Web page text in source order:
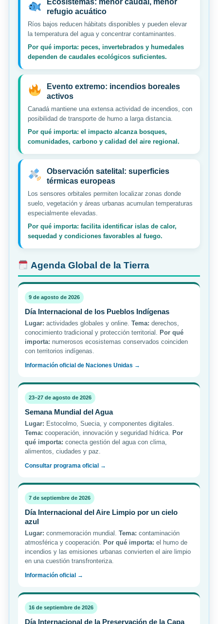
refugio acuático
Ríos bajos reducen hábitats disponibles y pueden elevar
la temperatura del agua y concentrar contaminantes.
Por qué importa: peces, invertebrados y humedales
dependen de caudales ecológicos suficientes.
Evento extremo: incendios boreales
activos
Canadá mantiene una extensa actividad de incendios, con
posibilidad de transporte de humo a larga distancia.
Por qué importa: el impacto alcanza bosques,
comunidades, carbono y calidad del aire regional.
Observación satelital: superficies
térmicas europeas
Los sensores orbitales permiten localizar zonas donde
suelo, vegetación y áreas urbanas acumulan temperaturas
especialmente elevadas.
Por qué importa: facilita identificar islas de calor,
sequedad y condiciones favorables al fuego.
Agenda Global de la Tierra
9 de agosto de 2026
Día Internacional de los Pueblos Indígenas
Lugar: actividades globales y online. Tema: derechos,
conocimiento tradicional y protección territorial.
Por qué
importa: numerosos ecosistemas conservados coinciden
con territorios indígenas.
Información oficial de Naciones Unidas →
23–27 de agosto de 2026
Semana Mundial del Agua
Lugar: Estocolmo, Suecia, y componentes digitales.
Tema: cooperación, innovación y seguridad hídrica.
Por
qué importa: conecta gestión del agua con clima,
alimentos, ciudades y paz.
Consultar programa oficial →
7 de septiembre de 2026
Día Internacional del Aire Limpio por un cielo
azul
Lugar: conmemoración mundial. Tema: contaminación
atmosférica y cooperación.
Por qué importa: el humo de
incendios y las emisiones urbanas convierten el aire limpio
en una cuestión transfronteriza.
Información oficial →
16 de septiembre de 2026
Día Internacional de la Preservación de la Capa